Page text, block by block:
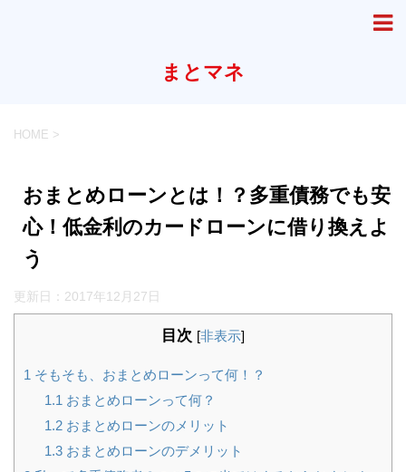
まとマネ
HOME >
おまとめローンとは！？多重債務でも安
心！低金利のカードローンに借り換えよ
う
更新日： 2017年12月27日
目次 [非表示]
1 そもそも、おまとめローンって何！？
1.1 おまとめローンって何？
1.2おまとめローンのメリット
1.3おまとめローンのデメリット